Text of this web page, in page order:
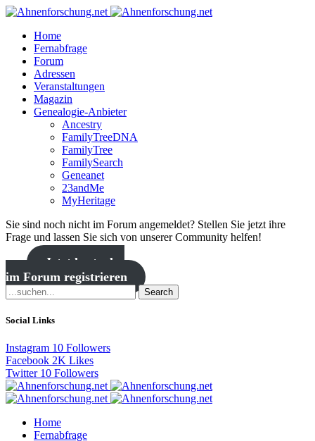
Home
Fernabfrage
Forum
Adressen
Veranstaltungen
Magazin
Genealogie-Anbieter
Ancestry
FamilyTreeDNA
FamilyTree
FamilySearch
Geneanet
23andMe
MyHeritage
Sie sind noch nicht im Forum angemeldet? Stellen Sie jetzt ihre
Frage und lassen Sie sich von unserer Community helfen!
Jetzt kostenlos
im Forum registrieren
Search
Social Links
Instagram 10 Followers
Facebook 2K Likes
Twitter 10 Followers
Home
Fernabfrage